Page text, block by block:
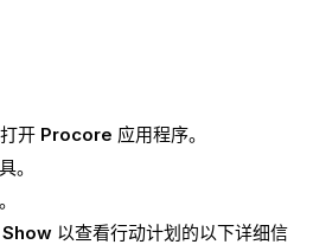
开 Procore 应用程序。
。
Show以查看行动计划的以下详细信